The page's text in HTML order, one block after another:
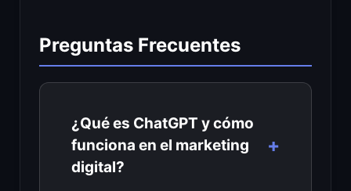
Preguntas Frecuentes
¿Qué es ChatGPT y cómo
funciona en el marketing
digital?